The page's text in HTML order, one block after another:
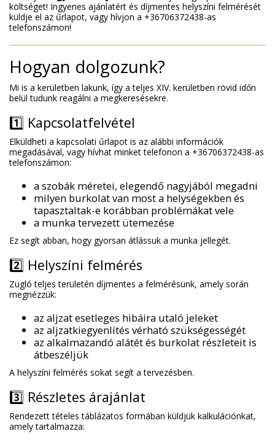
költséget! Ingyenes ajánlatért és díjmentes helyszíni felmérését
küldje el az űrlapot, vagy hívjon a +36706372438-as
telefonszámon!
Hogyan dolgozunk?
Mi is a kerületben lakunk, így a teljes XIV. kerületben rövid időn
belül tudunk reagálni a megkeresésekre.
1️⃣ Kapcsolatfelvétel
Elküldheti a kapcsolati űrlapot is az alábbi információk
megadásával, vagy hívhat minket telefonon a +36706372438-as
telefonszámon:
a szobák méretei, elegendő nagyjából megadni
milyen burkolat van most a helységekben és
tapasztaltak-e korábban problémákat vele
a munka tervezett ütemezése
Ez segít abban, hogy gyorsan átlássuk a munka jellegét.
2️⃣ Helyszíni felmérés
Zugló teljes területén díjmentes a felmérésünk, amely során
megnézzük:
az aljzat esetleges hibáira utaló jeleket
az aljzatkiegyenlítés vérható szükségességét
az alkalmazandó alátét és burkolat részleteit is
átbeszéljük
A helyszíni felmérés sokat segít a tervezésben.
3️⃣ Részletes árajánlat
Rendezett tételes táblázatos formában küldjük kalkulációnkat,
amely tartalmazza: